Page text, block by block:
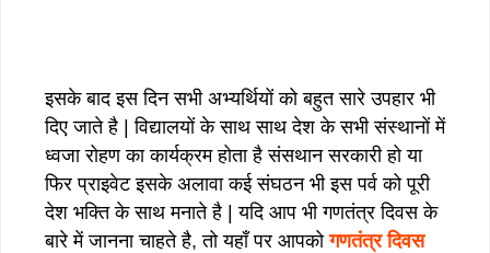
इसके बाद इस दिन सभी अभ्यर्थियों को बहुत सारे उपहार भी
दिए जाते है | विद्यालयों के साथ साथ देश के सभी संस्थानों में
ध्वजा रोहण का कार्यक्रम होता है संसथान सरकारी हो या
फिर प्राइवेट इसके अलावा कई संघठन भी इस पर्व को पूरी
देश भक्ति के साथ मनाते है | यदि आप भी गणतंत्र दिवस के
बारे में जानना चाहते है, तो यहाँ पर आपकोगणतंत्र दिवस